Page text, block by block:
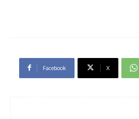
Facebook X